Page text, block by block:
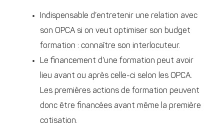
Indispensable d’entretenir une relation avec
son OPCA si on veut optimiser son budget
formation : connaître son interlocuteur.
Le financement d’une formation peut avoir
lieu avant ou après celle-ci selon les OPCA.
Les premières actions de formation peuvent
donc être financées avant même la première
cotisation.